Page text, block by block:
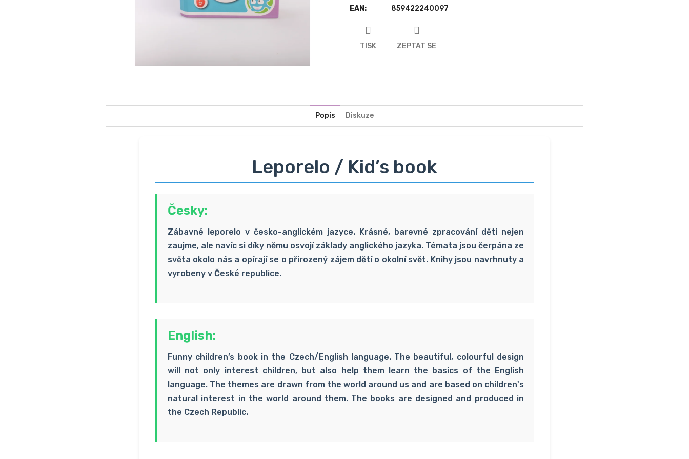
EAN : 859422240097
TISK ZEPTAT SE
Popis Diskuze
Leporelo / Kid’s book
Česky:
Zábavné leporelo v česko-anglickém jazyce. Krásné, barevné zpracování děti nejen
zaujme, ale navíc si díky němu osvojí základy anglického jazyka. Témata jsou čerpána ze
světa okolo nás a opírají se o přirozený zájem dětí o okolní svět. Knihy jsou navrhnuty a
vyrobeny v České republice.
English:
Funny children’s book in the Czech/English language. The beautiful, colourful design
will not only interest children, but also help them learn the basics of the English
language. The themes are drawn from the world around us and are based on children's
natural interest in the world around them. The books are designed and produced in
the Czech Republic.